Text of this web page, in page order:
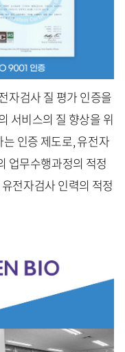
자검사 질 평가 인증을
서비스의 질 향상을 위
인증 제도로, 유전자
업무수행과정의 적정
전자검사 인력의 적정